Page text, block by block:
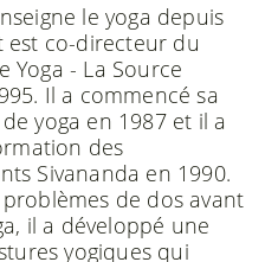
le yoga depuis
est co-directeur du
Yoga - La Source
Il a commencé sa
yoga en 1987 et il a
des
Sivananda en 1990.
problèmes de dos avant
il a développé une
yogiques qui